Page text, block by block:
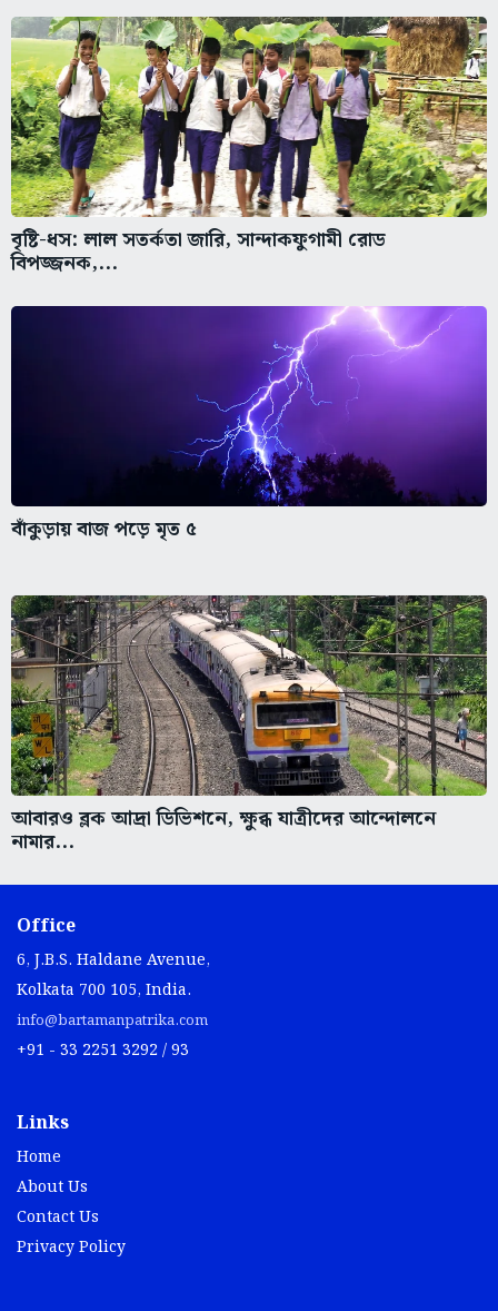
বৃষ্টি-ধস: লাল সতর্কতা জারি, সান্দাকফুগামী রোড
বিপজ্জনক,...
বাঁকুড়ায় বাজ পড়ে মৃত ৫
আবারও ব্লক আদ্রা ডিভিশনে, ক্ষুব্ধ যাত্রীদের আন্দোলনে
নামার...
Office
6, J.B.S. Haldane Avenue,
Kolkata 700 105, India.
info@bartamanpatrika.com
+91 - 33 2251 3292 / 93
Links
Home
About Us
Contact Us
Privacy Policy